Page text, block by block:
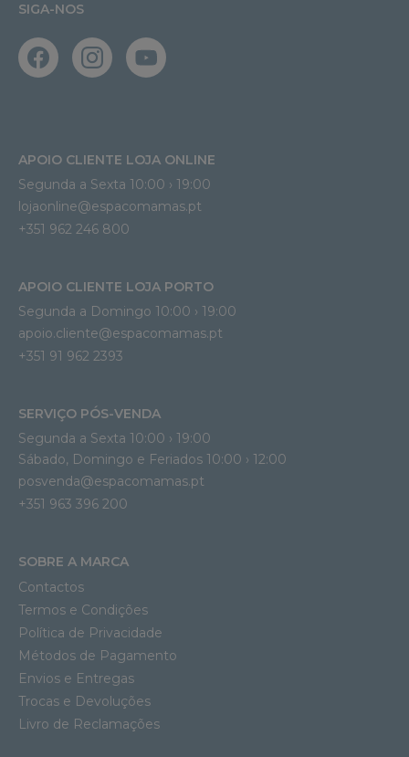
SIGA-NOS
APOIO CLIENTE LOJA ONLINE
Segunda a Sexta 10:00 › 19:00
lojaonline@espacomamas.pt
+351 962 246 800
APOIO CLIENTE LOJA PORTO
Segunda a Domingo 10:00 › 19:00
apoio.cliente@espacomamas.pt
+351 91 962 2393
SERVIÇO PÓS-VENDA
Segunda a Sexta 10:00 › 19:00
Sábado, Domingo e Feriados 10:00 › 12:00
posvenda@espacomamas.pt
+351 963 396 200
SOBRE A MARCA
Contactos
Termos e Condições
Política de Privacidade
Métodos de Pagamento
Envios e Entregas
Trocas e Devoluções
Livro de Reclamações